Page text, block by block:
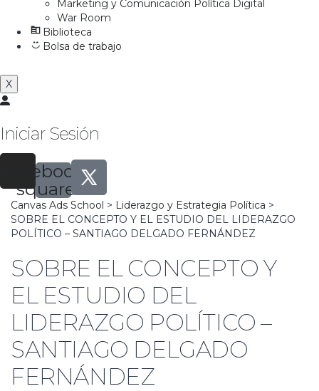
Marketing y Comunicación Política Digital
War Room
Biblioteca
Bolsa de trabajo
X
Iniciar Sesión
Facebook-
square
Canvas Ads School > Liderazgo y Estrategia Política >
SOBRE EL CONCEPTO Y EL ESTUDIO DEL LIDERAZGO
POLÍTICO – SANTIAGO DELGADO FERNÁNDEZ
SOBRE EL CONCEPTO Y
EL ESTUDIO DEL
LIDERAZGO POLÍTICO –
SANTIAGO DELGADO
FERNÁNDEZ